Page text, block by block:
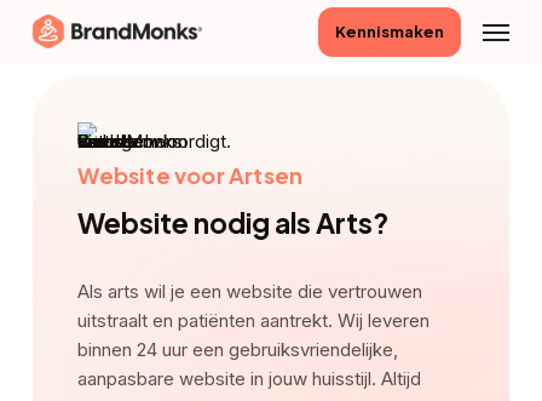
Kennismaken
Website voor Artsen
Website nodig als Arts?
Als arts wil je een website die vertrouwen
uitstraalt en patiënten aantrekt. Wij leveren
binnen 24 uur een gebruiksvriendelijke,
aanpasbare website in jouw huisstijl. Altijd